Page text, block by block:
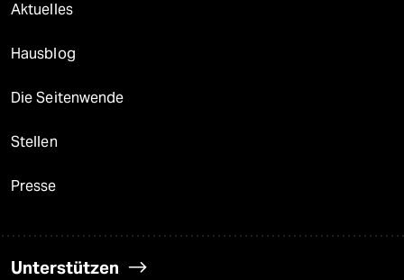
Aktuelles
Hausblog
Die Seitenwende
Stellen
Presse
Unterstützen